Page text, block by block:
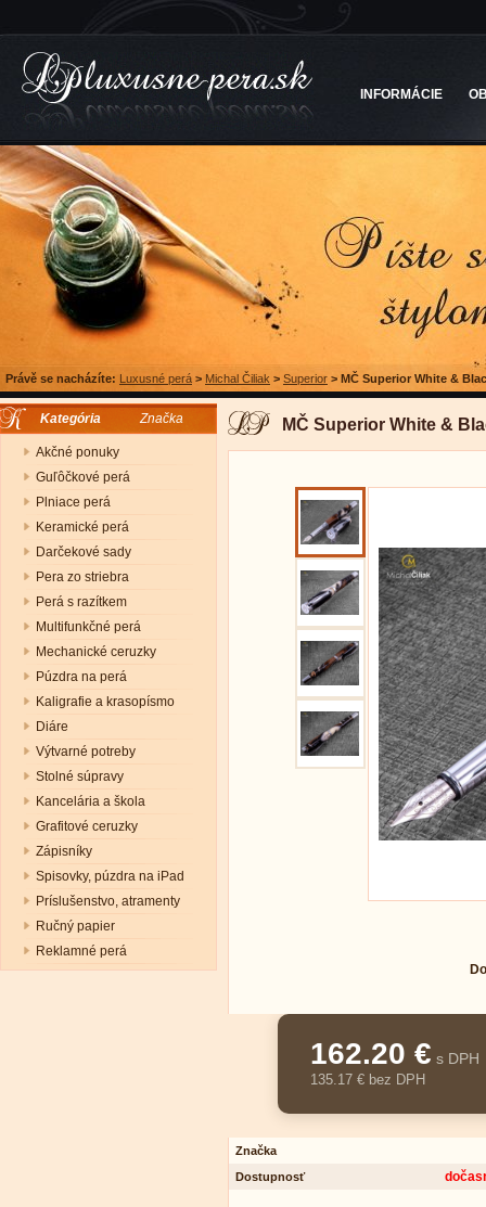
INFORMÁCIE
Právě se nacházíte: Luxusné perá > Michal Čiliak > Superior > MČ Superior White &
Kategória Značka
Akčné ponuky
Guľôčkové perá
Plniace perá
Keramické perá
Darčekové sady
Pera zo striebra
Perá s razítkem
Multifunkčné perá
Mechanické ceruzky
Púzdra na perá
Kaligrafie a krasopísmo
Diáre
Výtvarné potreby
Stolné súpravy
Kancelária a škola
Grafitové ceruzky
Zápisníky
Spisovky, púzdra na iPad
Príslušenstvo, atramenty
Ručný papier
Reklamné perá
MČ Superior White &
162.20 € s DPH
135.17 € bez DPH
Značka
Dostupnosť